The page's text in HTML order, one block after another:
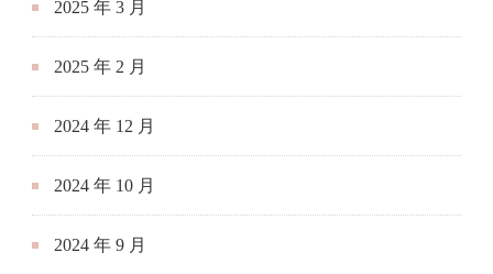
2025 年 3 月
2025 年 2 月
2024 年 12 月
2024 年 10 月
2024 年 9 月